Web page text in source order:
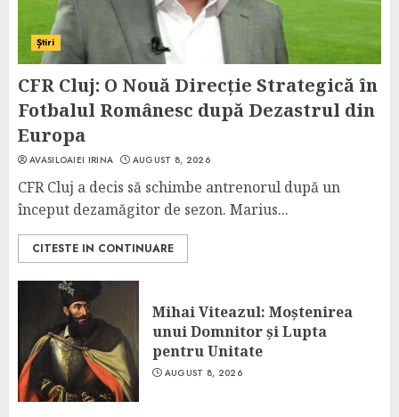
Știri
CFR Cluj: O Nouă Direcție Strategică în
Fotbalul Românesc după Dezastrul din
Europa
AVASILOAIEI IRINA AUGUST 8, 2026
CFR Cluj a decis să schimbe antrenorul după un
început dezamăgitor de sezon. Marius...
CITESTE IN CONTINUARE
Mihai Viteazul: Moștenirea
unui Domnitor și Lupta
pentru Unitate
AUGUST 8, 2026